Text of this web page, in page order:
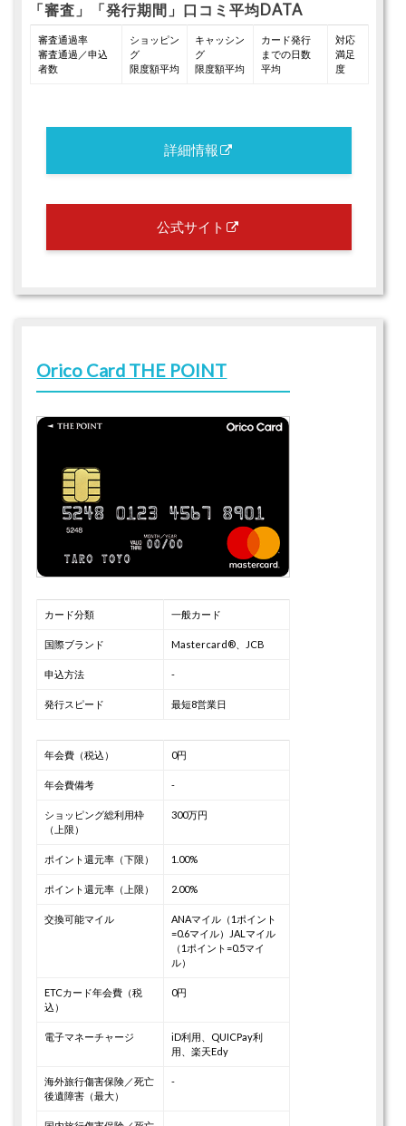
「審査」「発行期間」口コミ平均DATA
審査通過率
審査通過／申込
者数
ショッピン
グ
限度額平均
キャッシン
グ
限度額平均
カード発行
までの日数
平均
対応
満足
度
詳細情報
公式サイト
Orico Card THE POINT
カード分類 一般カード
国際ブランド Mastercard®、JCB
申込方法 -
発行スピード 最短8営業日
年会費（税込） 0円
年会費備考 -
ショッピング総利用枠
（上限）
300万円
ポイント還元率（下限） 1.00%
ポイント還元率（上限） 2.00%
交換可能マイル
ANAマイル（1ポイント
=0.6マイル）
JALマイル
（1ポイント=0.5マイ
ル）
ETCカード年会費（税
込）
0円
電子マネーチャージ
iD利用、QUICPay利
用、楽天Edy
海外旅行傷害保険／死亡
後遺障害（最大）
-